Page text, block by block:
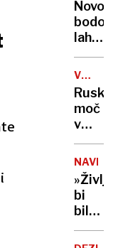
ozadje
za
selfije
zaradi
vode
v
kočah
bodo
lahko
že v
VOJNA
V
Ruska
moč
v
Tihem
vajo
bi
bilo
97-